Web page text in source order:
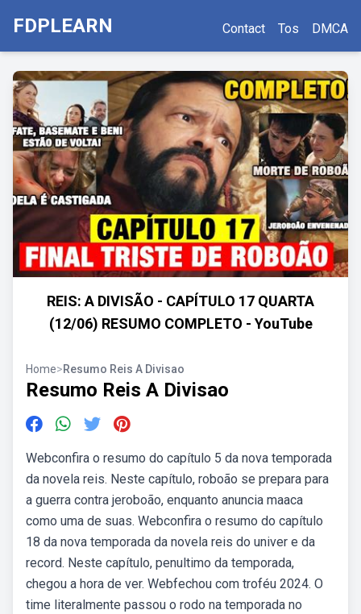
FDPLEARN Contact Tos DMCA
REIS: A DIVISÃO - CAPÍTULO 17 QUARTA
(12/06) RESUMO COMPLETO - YouTube
Home>Resumo Reis A Divisao
Resumo Reis A Divisao
Webconfira o resumo do capítulo 5 da nova temporada
da novela reis. Neste capítulo, roboão se prepara para
a guerra contra jeroboão, enquanto anuncia maaca
como uma de suas. Webconfira o resumo do capítulo
18 da nova temporada da novela reis do univer e da
record. Neste capítulo, penultimo da temporada,
chegou a hora de ver. Webfechou com troféu 2024. O
time literalmente passou o rodo na temporada no